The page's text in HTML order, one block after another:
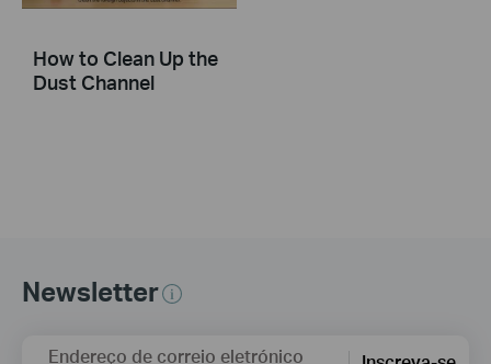
How to Clean Up the
Dust Channel
Newsletter
Endereço de correio eletrónico